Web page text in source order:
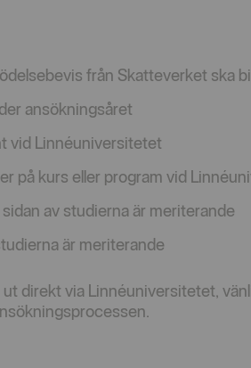
från Skatteverket ska
ansökningsåret
vid Linnéuniversitetet
på kurs eller program vid
av studierna är meriterande
är meriterande
direkt via Linnéuniversitetet,